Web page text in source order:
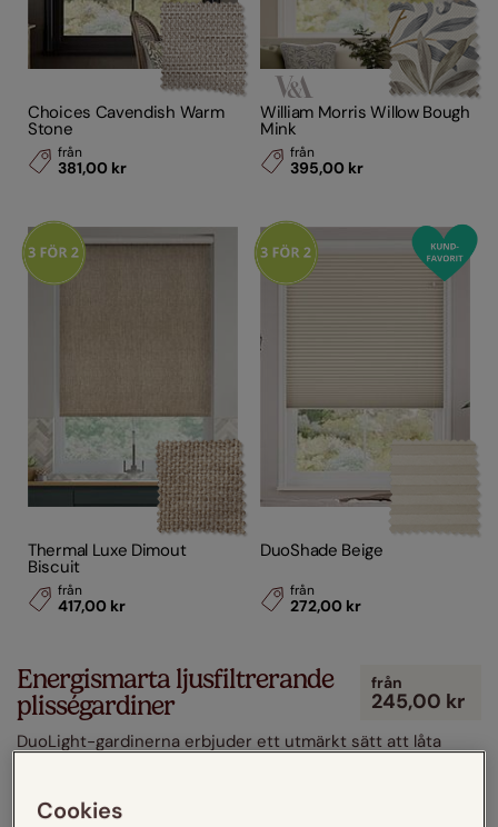
Choices Cavendish Warm
Stone
från
381,00 kr
William Morris Willow Bough
Mink
från
395,00 kr
Thermal Luxe Dimout
Biscuit
från
417,00 kr
DuoShade Beige
från
272,00 kr
Energismarta ljusfiltrerande
plisségardiner
från
245,00 kr
DuoLight-gardinerna erbjuder ett utmärkt sätt att låta
Cookies